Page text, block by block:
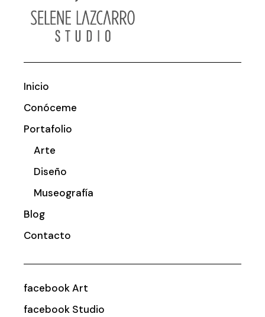
Inicio
Conóceme
Portafolio
Arte
Diseño
Museografía
Blog
Contacto
facebook Art
facebook Studio